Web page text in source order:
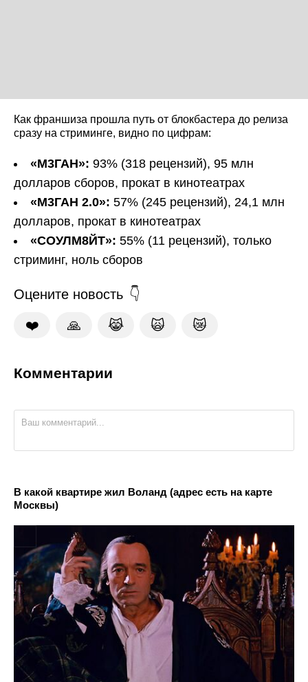
Как франшиза прошла путь от блокбастера до релиза
сразу на стриминге, видно по цифрам:
«М3ГАН»: 93% (318 рецензий), 95 млн
долларов сборов, прокат в кинотеатрах
«М3ГАН 2.0»: 57% (245 рецензий), 24,1 млн
долларов, прокат в кинотеатрах
«СОУЛМ8ЙТ»: 55% (11 рецензий), только
стриминг, ноль сборов
Оцените новость
❤️ 🙏 😹 🙀 😿
Комментарии
В какой квартире жил Воланд (адрес есть на карте
Москвы)